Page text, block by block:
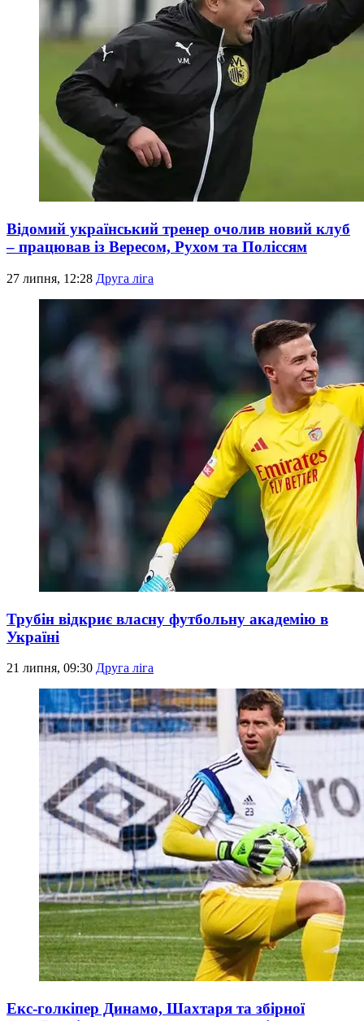
Відомий український тренер очолив новий клуб
– працював із Вересом, Рухом та Поліссям
27 липня, 12:28 Друга ліга
Трубін відкриє власну футбольну академію в
Україні
21 липня, 09:30 Друга ліга
Екс-голкіпер Динамо, Шахтаря та збірної